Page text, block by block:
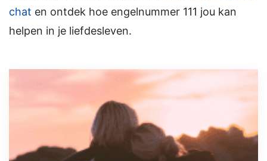
chat en ontdek hoe engelnummer 111 jou kan
helpen in je liefdesleven.